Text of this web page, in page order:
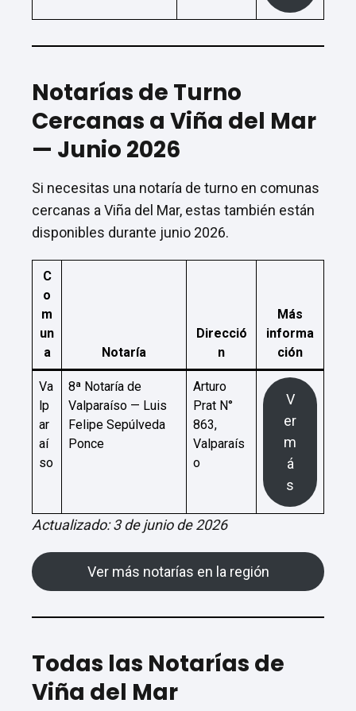
Notarías de Turno
Cercanas a Viña del Mar
— Junio 2026
Si necesitas una notaría de turno en comunas
cercanas a Viña del Mar, estas también están
disponibles durante junio 2026.
C
o
m
un
a
Notaría
Direcció
n
Más
informa
ción
Va
lp
ar
aí
so
8ª Notaría de
Valparaíso — Luis
Felipe Sepúlveda
Ponce
Arturo
Prat N°
863,
Valparaís
o
V
er
m
á
s
Actualizado: 3 de junio de 2026
Ver más notarías en la región
Todas las Notarías de
Viña del Mar